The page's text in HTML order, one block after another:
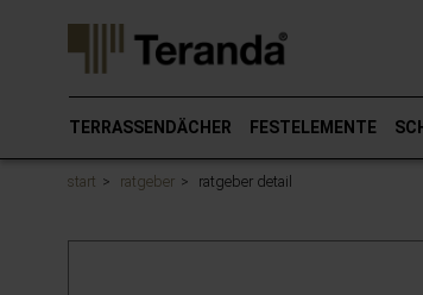
Seite.
TERRASSENDÄCHER FESTELEMENTE
start ratgeber ratgeber detail